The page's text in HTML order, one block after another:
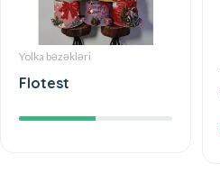
Yolka bəzəkləri
Flotest